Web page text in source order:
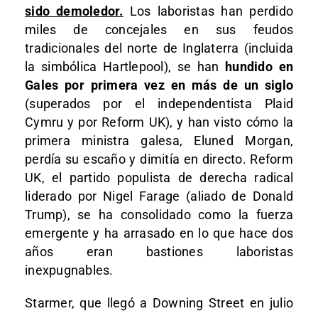
sido demoledor. Los laboristas han perdido
miles de concejales en sus feudos
tradicionales del norte de Inglaterra (incluida
la simbólica Hartlepool), se han
hundido en
Gales por primera vez en más de un siglo
(superados por el independentista Plaid
Cymru y por Reform UK), y han visto cómo la
primera ministra galesa, Eluned Morgan,
perdía su escaño y dimitía en directo. Reform
UK, el partido populista de derecha radical
liderado por Nigel Farage (aliado de Donald
Trump), se ha consolidado como la fuerza
emergente y ha arrasado en lo que hace dos
años eran bastiones laboristas
inexpugnables.
Starmer, que llegó a Downing Street en julio